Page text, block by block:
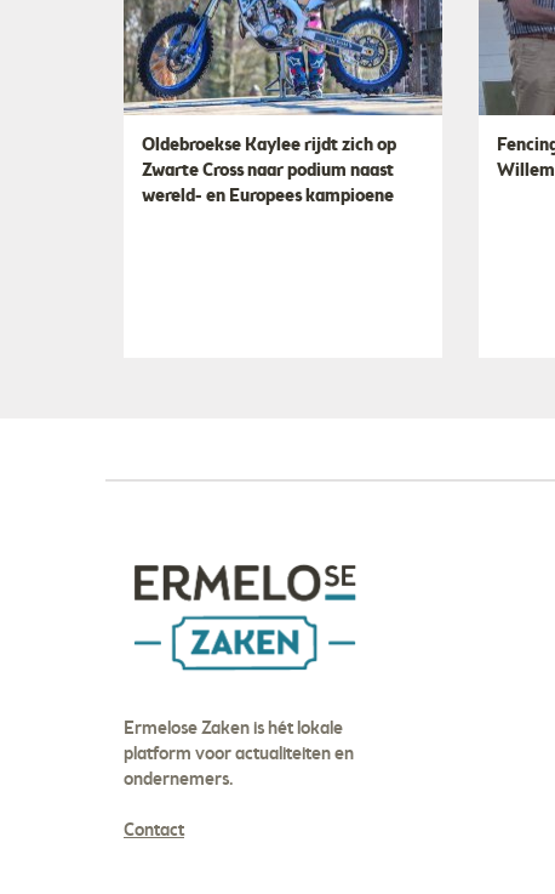
Oldebroekse Kaylee rijdt zich op
Zwarte Cross naar podium naast
wereld- en Europees kampioene
Ermelose Zaken is hét lokale
platform voor actualiteiten en
ondernemers.
Contact